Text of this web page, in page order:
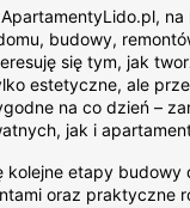
budowy,
się tym, jak
estetyczne, ale
na co dzień –
jak i
kolejne etapy budowy
oraz praktyczne